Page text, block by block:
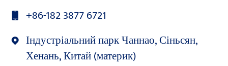
+86-182 3877 6721
Індустріальний парк Чаннао, Сіньсян,
Хенань, Китай (материк)